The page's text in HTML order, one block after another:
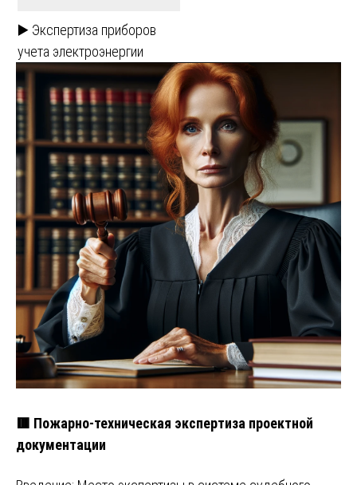
▶️ Экспертиза приборов
учета электроэнергии
🟥 Пожарно-техническая экспертиза проектной
документации